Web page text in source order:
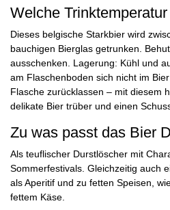
Welche
Dieses belgische Starkbier wird
bauchigen Bierglas getrunken.
ausschenken. Lagerung: Kühl und
am Flaschenboden sich nicht im
Flasche zurücklassen – mit diesem
delikate Bier trüber und einen
Zu was passt das Bier
Als teuflischer Durstlöscher mit
Sommerfestivals. Gleichzeitig auch
als Aperitif und zu fetten Speisen,
fettem Käse.